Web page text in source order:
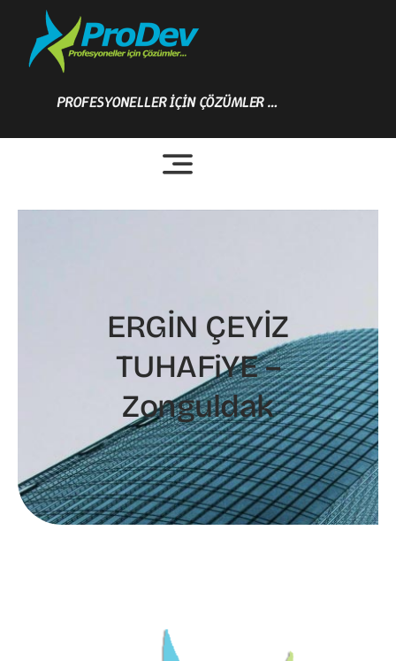
content
PROFESYONELLER İÇİN ÇÖZÜMLER …
ERGİN ÇEYİZ
TUHAFiYE –
Zonguldak